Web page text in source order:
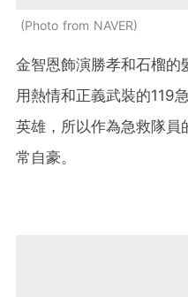
Photo from NAVER
金智恩飾演勝孝和石榴的
用熱情和正義武裝的119
英雄，所以作為急救隊員
常自豪。